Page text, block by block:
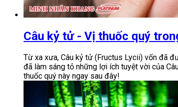
Câu kỷ tử - Vị thuốc quý
Từ xa xưa, Câu kỷ tử (Fructus Lycii) vốn đã
đã làm sáng tỏ những lợi ích tuyệt vời của
thuốc quý này ngay sau đây!